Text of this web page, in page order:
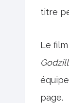
titre
Le
page.